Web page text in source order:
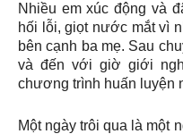
Nhiều em xúc động và
hối lỗi, giọt nước mắt vì
bên cạnh ba mẹ. Sau
và đến với giờ giới
chương trình huấn luyện
Một ngày trôi qua là một